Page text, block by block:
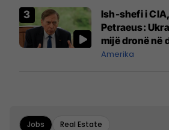
Ish-shefi i
Petraeus:
mijë dronë në
mbetet shumë
Amerika
Jobs Real Estate